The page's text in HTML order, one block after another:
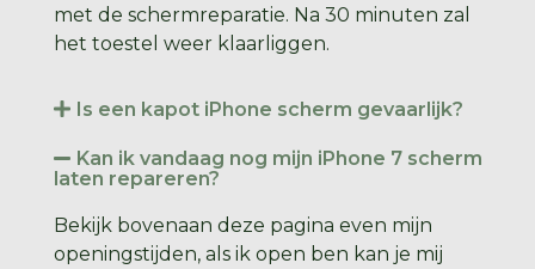
met de schermreparatie. Na 30 minuten zal
het toestel weer klaarliggen.
Is een kapot iPhone scherm gevaarlijk?
Kan ik vandaag nog mijn iPhone 7 scherm
laten repareren?
Bekijk bovenaan deze pagina even mijn
openingstijden, als ik open ben kan je mij